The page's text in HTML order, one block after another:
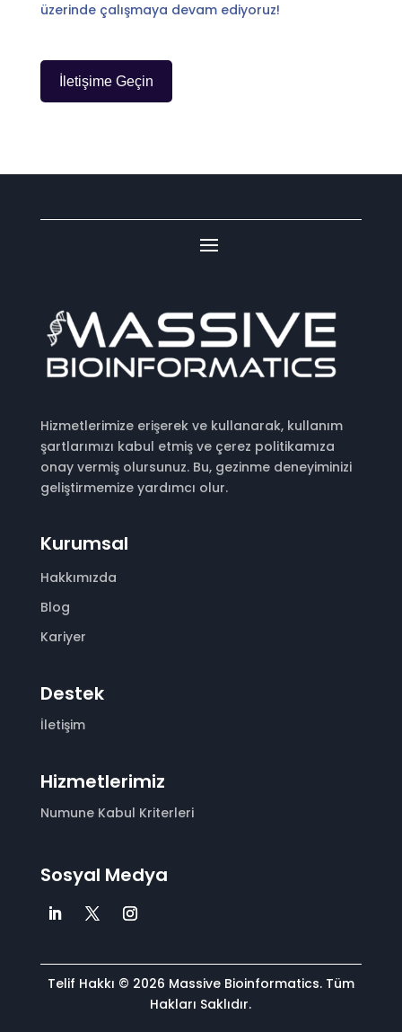
üzerinde çalışmaya devam ediyoruz!
İletişime Geçin
Hizmetlerimize erişerek ve kullanarak, kullanım
şartlarımızı kabul etmiş ve çerez politikamıza
onay vermiş olursunuz. Bu, gezinme deneyiminizi
geliştirmemize yardımcı olur.
Kurumsal
Hakkımızda
Blog
Kariyer
Destek
İletişim
Hizmetlerimiz
Numune Kabul Kriterleri
Sosyal Medya
Telif Hakkı © 2026 Massive Bioinformatics. Tüm
Hakları Saklıdır.